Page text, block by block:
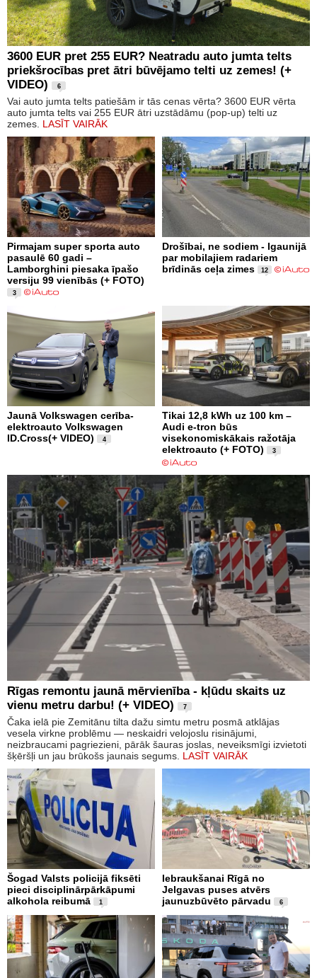
3600 EUR pret 255 EUR? Neatradu auto jumta telts
priekšrocības pret ātri būvējamo telti uz zemes! (+
VIDEO)
6
Vai auto jumta telts patiešām ir tās cenas vērta? 3600 EUR vērta
auto jumta telts vai 255 EUR ātri uzstādāmu (pop-up) telti uz
zemes. LASĪT VAIRĀK
Pirmajam super sporta auto
pasaulē 60 gadi –
Lamborghini piesaka īpašo
versiju 99 vienībās (+ FOTO)
3
Drošībai, ne sodiem - Igaunijā
par mobilajiem radariem
brīdinās ceļa zimes
12
Jaunā Volkswagen cerība-
elektroauto Volkswagen
ID.Cross(+ VIDEO)
4
Tikai 12,8 kWh uz 100 km –
Audi e-tron būs
visekonomiskākais ražotāja
elektroauto (+ FOTO)
3
Rīgas remontu jaunā mērvienība - kļūdu skaits uz
vienu metru darbu! (+ VIDEO)
7
Čaka ielā pie Zemitānu tilta dažu simtu metru posmā atklājas
vesela virkne problēmu — neskaidri velojoslu risinājumi,
neizbraucami pagriezieni, pārāk šauras joslas, neveiksmīgi izvietoti
šķēršļi un jau brūkošs jaunais segums. LASĪT VAIRĀK
Šogad Valsts policijā fiksēti
pieci disciplinārpārkāpumi
alkohola reibumā
1
Iebraukšanai Rīgā no
Jelgavas puses atvērs
jaunuzbūvēto pārvadu
6